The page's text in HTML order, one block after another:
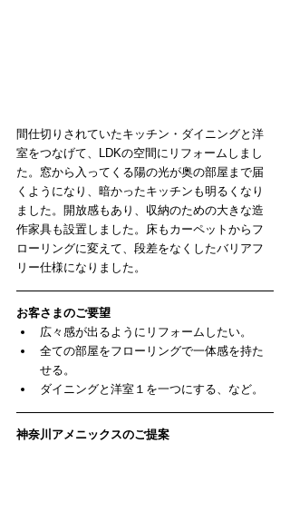
間仕切りされていたキッチン・ダイニングと洋
室をつなげて、LDKの空間にリフォームしまし
た。窓から入ってくる陽の光が奥の部屋まで届
くようになり、暗かったキッチンも明るくなり
ました。開放感もあり、収納のための大きな造
作家具も設置しました。床もカーペットからフ
ローリングに変えて、段差をなくしたバリアフ
リー仕様になりました。
お客さまのご要望
広々感が出るようにリフォームしたい。
全ての部屋をフローリングで一体感を持た
せる。
ダイニングと洋室１を一つにする、など。
神奈川アメニックスのご提案